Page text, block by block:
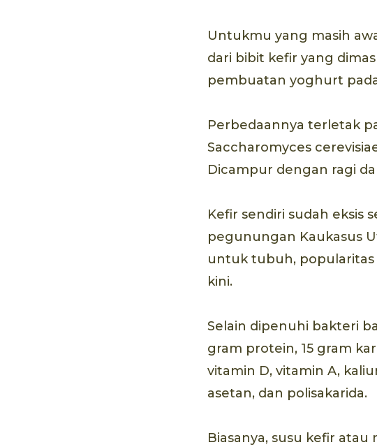
Untukmu yang masih
dari bibit kefir yang
pembuatan yoghurt
Perbedaannya terletak
Saccharomyces
Dicampur dengan ragi
Kefir sendiri sudah eksis
pegunungan Kaukasus
untuk tubuh, popularitas
kini.
Selain dipenuhi bakteri
gram protein, 15 gram
vitamin D, vitamin A,
asetan, dan polisakarida.
Biasanya, susu kefir